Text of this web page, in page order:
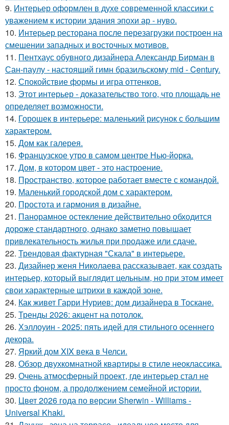
9. Интерьер оформлен в духе современной классики с
уважением к истории здания эпохи ар - нуво.
10. Интерьер ресторана после перезагрузки построен на
смешении западных и восточных мотивов.
11. Пентхаус обувного дизайнера Александр Бирман в
Сан-паулу - настоящий гимн бразильскому mid - Century.
12. Спокойствие формы и игра оттенков.
13. Этот интерьер - доказательство того, что площадь не
определяет возможности.
14. Горошек в интерьере: маленький рисунок с большим
характером.
15. Дом как галерея.
16. Французское утро в самом центре Нью-йорка.
17. Дом, в котором цвет - это настроение.
18. Пространство, которое работает вместе с командой.
19. Маленький городской дом с характером.
20. Простота и гармония в дизайне.
21. Панорамное остекление действительно обходится
дороже стандартного, однако заметно повышает
привлекательность жилья при продаже или сдаче.
22. Трендовая фактурная "Скала" в интерьере.
23. Дизайнер женя Николаева рассказывает, как создать
интерьер, который выглядит цельным, но при этом имеет
свои характерные штрихи в каждой зоне.
24. Как живет Гарри Нуриев: дом дизайнера в Тоскане.
25. Тренды 2026: акцент на потолок.
26. Хэллоуин - 2025: пять идей для стильного осеннего
декора.
27. Яркий дом XIX века в Челси.
28. Обзор двухкомнатной квартиры в стиле неоклассика.
29. Очень атмосферный проект, где интерьер стал не
просто фоном, а продолжением семейной истории.
30. Цвет 2026 года по версии Sherwin - Williams -
Universal Khaki.